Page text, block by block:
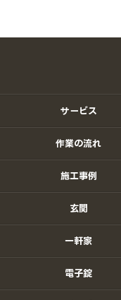
I lost my keys
I had called
The service
I'll be careful
the worst
again lol
サービス
作業の流れ
施工事例
玄関
一軒家
電子錠